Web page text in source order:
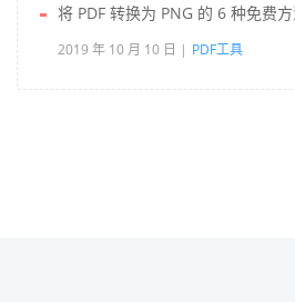
将 PDF 转换为 PNG 的 6 种免费
2019 年 10 月 10 日 PDF工具